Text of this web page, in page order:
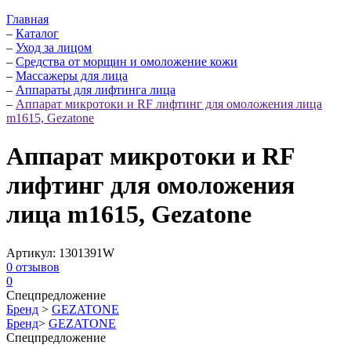
Главная
– Каталог
– Уход за лицом
– Средства от морщин и омоложение кожи
– Массажеры для лица
– Аппараты для лифтинга лица
– Аппарат микротоки и RF лифтинг для омоложения лица
m1615, Gezatone
Аппарат микротоки и RF
лифтинг для омоложения
лица m1615, Gezatone
Артикул: 1301391W
0 отзывов
0
Спецпредложение
Бренд > GEZATONE
Бренд> GEZATONE
Спецпредложение